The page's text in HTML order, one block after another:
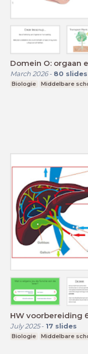
Domein O: orgaan
March 2026- 80 slides
Biologie Middelbare
HW voorbereiding
July 2025- 17 slides
Biologie Middelbare